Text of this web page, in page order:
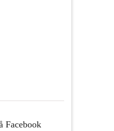
Facebook